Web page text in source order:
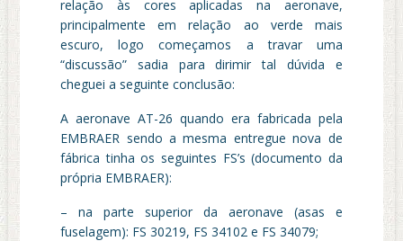
relação às cores aplicadas na aeronave,
principalmente em relação ao verde mais
escuro, logo começamos a travar uma
“discussão” sadia para dirimir tal dúvida e
cheguei a seguinte conclusão:
A aeronave AT-26 quando era fabricada pela
EMBRAER sendo a mesma entregue nova de
fábrica tinha os seguintes FS’s (documento da
própria EMBRAER):
– na parte superior da aeronave (asas e
fuselagem): FS 30219, FS 34102 e FS 34079;